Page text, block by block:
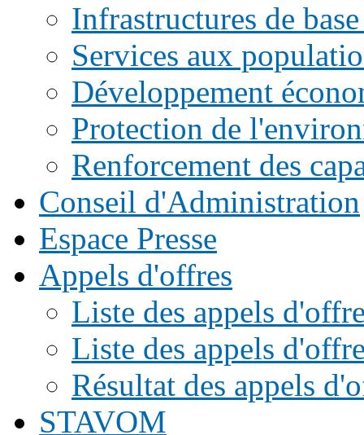
Infrastructures de
Services aux
Développement
Protection de
Renforcement des
Conseil d'Administration
Espace Presse
Appels d'offres
Liste des appels
Liste des appels
Résultat des appels
STAVOM